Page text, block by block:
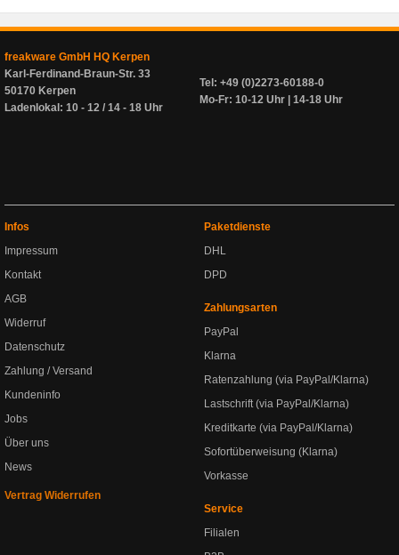
freakware GmbH HQ Kerpen
Karl-Ferdinand-Braun-Str. 33
50170 Kerpen
Ladenlokal: 10 - 12 / 14 - 18 Uhr
Tel: +49 (0)2273-60188-0
Mo-Fr: 10-12 Uhr | 14-18 Uhr
Infos
Impressum
Kontakt
AGB
Widerruf
Datenschutz
Zahlung / Versand
Kundeninfo
Jobs
Über uns
News
Vertrag Widerrufen
Paketdienste
DHL
DPD
Zahlungsarten
PayPal
Klarna
Ratenzahlung (via PayPal/Klarna)
Lastschrift (via PayPal/Klarna)
Kreditkarte (via PayPal/Klarna)
Sofortüberweisung (Klarna)
Vorkasse
Service
Filialen